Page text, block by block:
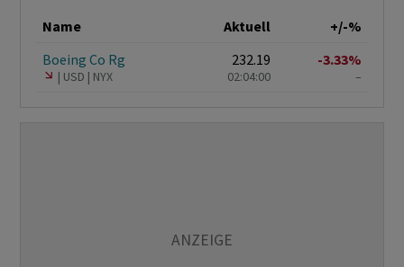
Name Aktuell
+/-%
Boeing Co Rg
USD NYX
232.19
02:04:00
-3.33%
–